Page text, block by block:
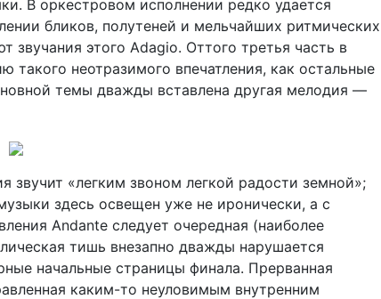
В оркестровом исполнении редко удается
бликов, полутеней и мельчайших ритмических
этого Adagio. Оттого третья часть в
такого неотразимого впечатления, как остальные
темы дважды вставлена другая мелодия —
звучит «легким звоном легкой радости земной»;
здесь освещен уже не иронически, а с
Andante следует очередная (наиболее
тишь внезапно дважды нарушается
начальные страницы финала. Прерванная
каким-то неуловимым внутренним